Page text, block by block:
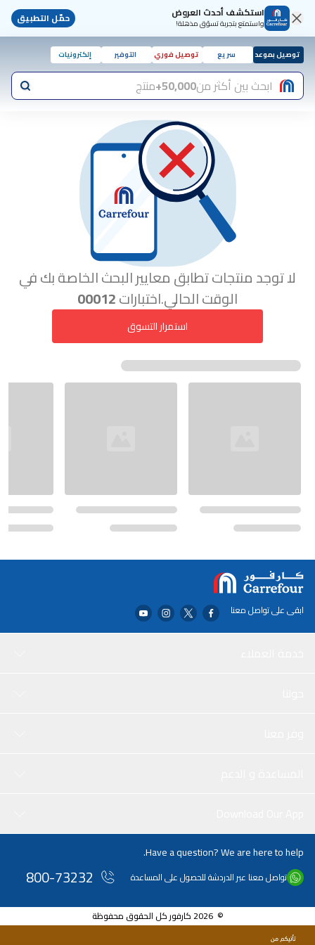
استكشف أحدث العروض
واستمتع بتجربة تسوّق مذهلة! حمّل التطبيق
توصيل بموعد سريع توصيل فوري التوفير إلكترونيات
ابحث بين أكثر من50,000+ منتج
لا توجد منتجات تطابق معايير البحث الخاصة بك في
الوقت الحالي.اختبارات00012
استمرار التسوق
ابقى على تواصل معنا
Have a question? We are here to help.
تواصل معنا عبر الدردشة للحصول على المساعدة 800-73232
© 2026 كارفور كل الحقوق محفوظة